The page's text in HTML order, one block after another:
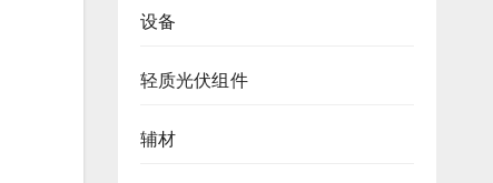
设备
轻质光伏组件
辅材